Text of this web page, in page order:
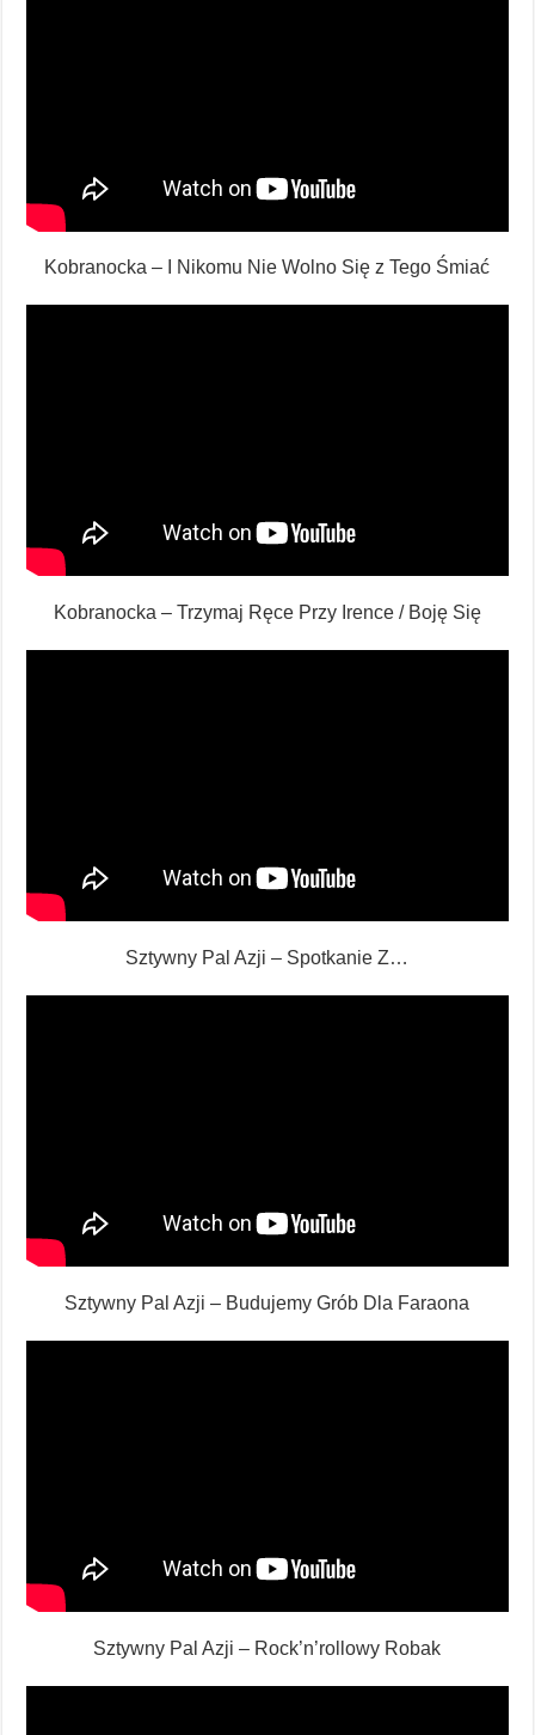
Kobranocka – I Nikomu Nie Wolno Się z Tego Śmiać
Kobranocka – Trzymaj Ręce Przy Irence / Boję Się
Sztywny Pal Azji – Spotkanie Z…
Sztywny Pal Azji – Budujemy Grób Dla Faraona
Sztywny Pal Azji – Rock’n’rollowy Robak